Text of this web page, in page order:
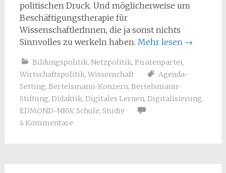
politischen Druck. Und möglicherweise um
Beschäftigungstherapie für
WissenschaftlerInnen, die ja sonst nichts
Sinnvolles zu werkeln haben. Mehr lesen →
Bildungspolitik, Netzpolitik, Piratenpartei,
Wirtschaftspolitik, Wissenschaft
Agenda-
Setting, Bertelsmann-Konzern, Bertelsmann-
Stiftung, Didaktik, Digitales Lernen, Digitalisierung,
EDMOND-NRW, Schule, Studie
4 Kommentare